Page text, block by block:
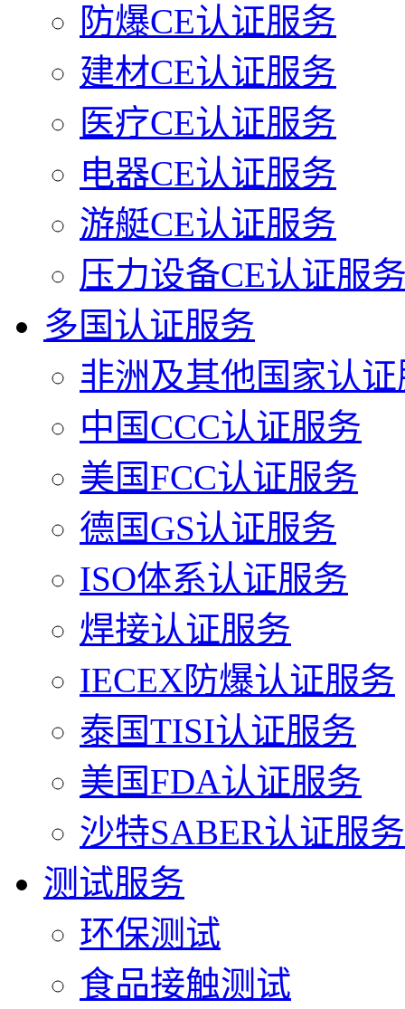
防爆CE认证服务
建材CE认证服务
医疗CE认证服务
电器CE认证服务
游艇CE认证服务
压力设备CE认证服
多国认证服务
非洲及其他国家认
中国CCC认证服务
美国FCC认证服务
德国GS认证服务
ISO体系认证服务
焊接认证服务
IECEX防爆认证服务
泰国TISI认证服务
美国FDA认证服务
沙特SABER认证服务
测试服务
环保测试
食品接触测试